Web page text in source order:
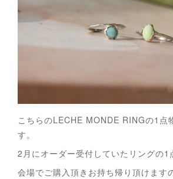
こちらのLECHE MONDE RINGの1点
す。
2月にオーダー受付していたリングの1
会場でご購入頂きお持ち帰り頂けます